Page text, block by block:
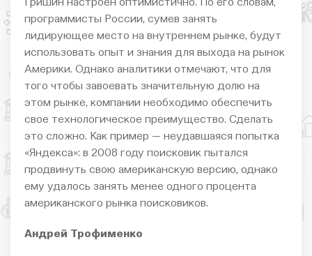
Гришин настроен оптимистично. По его словам,
программисты России, сумев занять
лидирующее место на внутреннем рынке, будут
использовать опыт и знания для выхода на рынок
Америки. Однако аналитики отмечают, что для
того чтобы завоевать значительную долю на
этом рынке, компании необходимо обеспечить
свое технологическое преимущество. Сделать
это сложно. Как пример — неудавшаяся попытка
«Яндекса»: в 2008 году поисковик пытался
продвинуть свою американскую версию, однако
ему удалось занять менее одного процента
американского рынка поисковиков.
Андрей Трофименко